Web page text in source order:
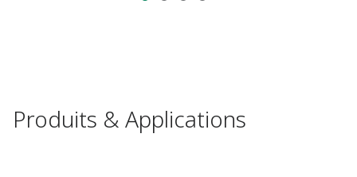
Produits & Applications